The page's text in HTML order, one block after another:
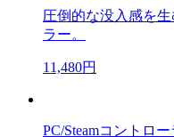
圧倒的な没入感を
ラー。
11,480円
PC/Steamコントロ